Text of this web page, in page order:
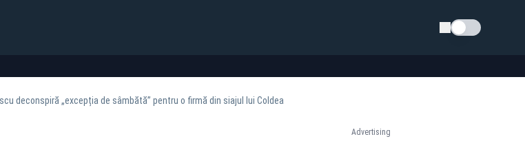
Schimba tema
deconspiră „excepția de sâmbătă” pentru o firmă din siajul lui Coldea
Advertising